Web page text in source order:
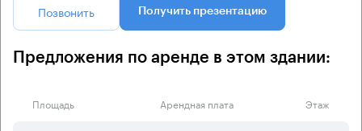
Позвонить Получить презентацию
Предложения по аренде в этом здании:
Площадь Арендная плата Этаж